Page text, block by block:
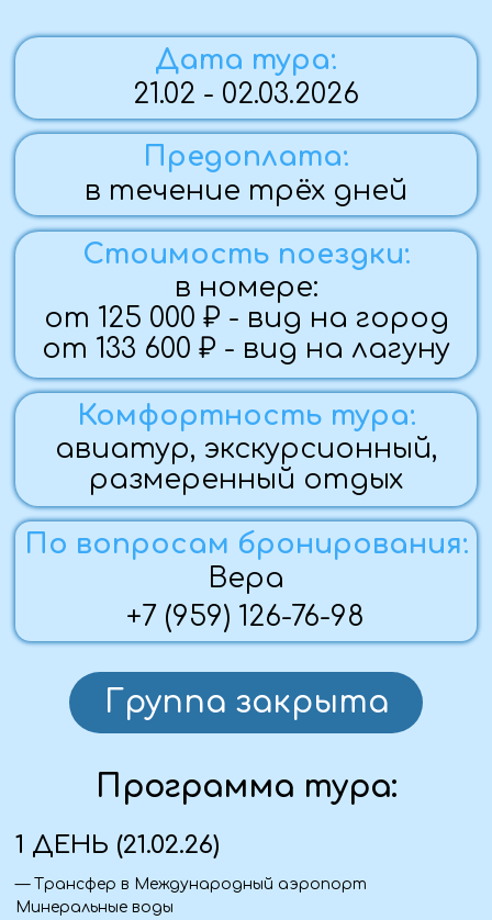
Группа закрыта
+7 (959) 126-76-98
Вера
По вопросам бронирования:
авиатур, экскурсионный,
размеренный отдых
Программа тура:
— Большая мечеть Шейха Заида - это настоящее
чудо и одно из наиболее удивительных сооружений
ОАЭ. Её часто сравнивают с одним из семи чудес
света - Тадж-Махалом. Она была построена по
замыслу шейха Зайда ибн Султана аль Нахайяна,
3 ДЕНЬ (23.02.26)
— Перелёт Минводы-Дубай.
— Прибытие в Дубай, встреча в Международном
аэропорту Дубая (DXB)и групповой трансфер в
отель в Шарджу- третий по величине город в ОАЭ,
столицу одноименного Эмирата.
— Свободное время.
— Размещение в отеле 4* Hotel Holiday Internationa
базе ВВ (завтраки)
2 ДЕНЬ (22.02.26)
— Трансфер в Международный аэропорт
Минеральные воды
1 ДЕНЬ (21.02.26)